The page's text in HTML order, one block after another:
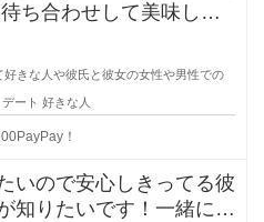
ち合わせして美味しい
時間を過ご
好きな人や彼氏と彼女の女性や男性での
デート 好きな人
！
いので安心しきってる彼
知りたいです！一緒にい